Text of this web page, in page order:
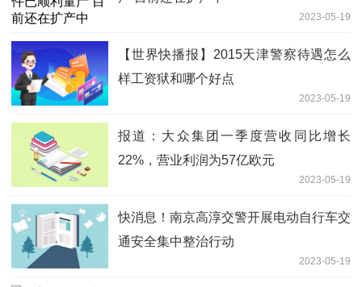
2023-05-19
【世界快播报】2015天津警察待遇怎么
样工资狱和哪个好点
2023-05-19
报道：大众集团一季度营收同比增长
22%，营业利润为57亿欧元
2023-05-19
快消息！南京高淳交警开展电动自行车交
通安全集中整治行动
2023-05-19